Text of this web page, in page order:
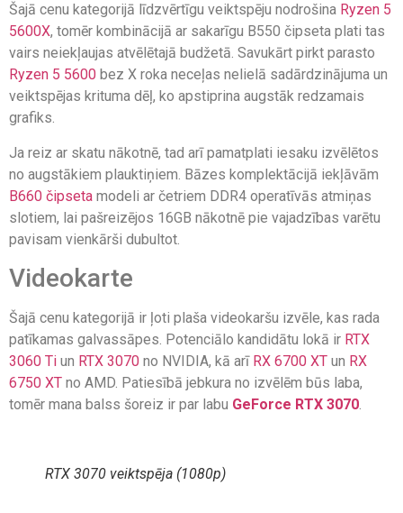
Šajā cenu kategorijā līdzvērtīgu veiktspēju nodrošina Ryzen 5
5600X, tomēr kombinācijā ar sakarīgu B550 čipseta plati tas
vairs neiekļaujas atvēlētajā budžetā. Savukārt pirkt parasto
Ryzen 5 5600 bez X roka neceļas nelielā sadārdzinājuma un
veiktspējas krituma dēļ, ko apstiprina augstāk redzamais
grafiks.
Ja reiz ar skatu nākotnē, tad arī pamatplati iesaku izvēlētos
no augstākiem plauktiņiem. Bāzes komplektācijā iekļāvām
B660 čipseta modeli ar četriem DDR4 operatīvās atmiņas
slotiem, lai pašreizējos 16GB nākotnē pie vajadzības varētu
pavisam vienkārši dubultot.
Videokarte
Šajā cenu kategorijā ir ļoti plaša videokaršu izvēle, kas rada
patīkamas galvassāpes. Potenciālo kandidātu lokā ir RTX
3060 Ti un RTX 3070 no NVIDIA, kā arī RX 6700 XT un RX
6750 XT no AMD. Patiesībā jebkura no izvēlēm būs laba,
tomēr mana balss šoreiz ir par labu GeForce RTX 3070.
RTX 3070 veiktspēja (1080p)